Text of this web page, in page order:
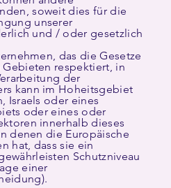
soweit dies für die
unserer
und / oder gesetzlich
das die Gesetze
respektiert, in
der
kann im Hoheitsgebiet
Israels oder eines
oder eines oder
innerhalb dieses
denen die Europäische
hat, dass sie ein
Schutzniveau
einer